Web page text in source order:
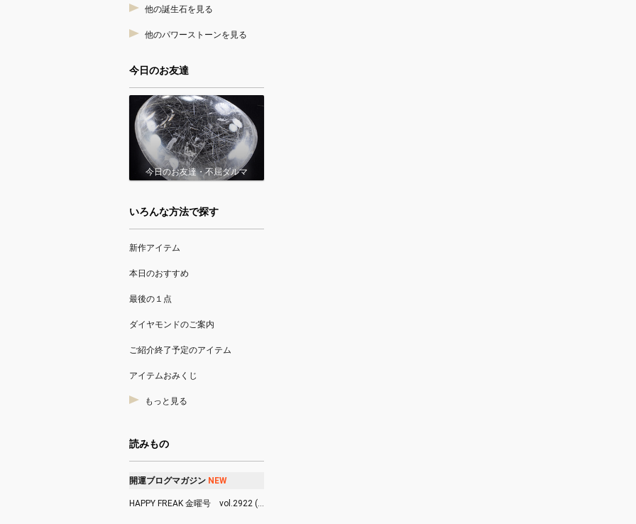
他の誕生石を見る
他のパワーストーンを見る
今日のお友達
今日のお友達・不屈ダルマ
いろんな方法で探す
新作アイテム
本日のおすすめ
最後の１点
ダイヤモンドのご案内
ご紹介終了予定のアイテム
アイテムおみくじ
もっと見る
読みもの
開運ブログマガジン N EW
HAPPY FREAK 金曜号 vol.2922 (8/7)